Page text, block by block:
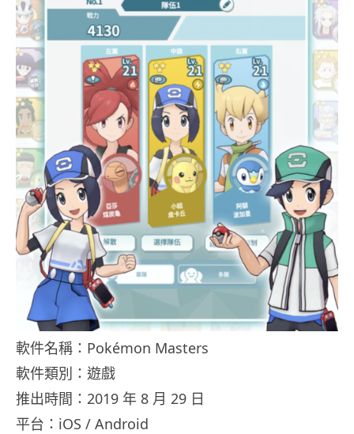
軟件名稱：Pokémon Masters
軟件類別：遊戲
推出時間：2019 年 8 月 29 日
平台：iOS / Android